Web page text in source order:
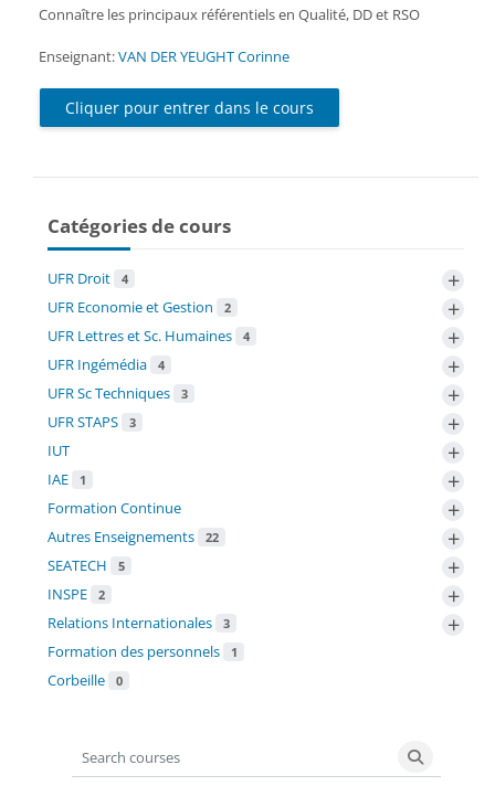
Connaître les principaux référentiels en Qualité, DD et RSO
Enseignant:VAN DER YEUGHT Corinne
Cliquer pour entrer dans le cours
Catégories de cours
UFR Droit 4 +
UFR Economie et Gestion 2 +
UFR Lettres et Sc. Humaines 4 +
UFR Ingémédia 4 +
UFR Sc Techniques 3 +
UFR STAPS 3 +
IUT +
IAE 1 +
Formation Continue +
Autres Enseignements 22 +
SEATECH 5 +
INSPE 2 +
Relations Internationales 3 +
Formation des personnels 1
Corbeille 0
Search courses
Search